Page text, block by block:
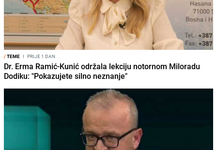
/TEME I PRIJE 1 DAN
Dr. Erma Ramić-Kunić održala lekciju notornom Miloradu
Dodiku: "Pokazujete silno neznanje"